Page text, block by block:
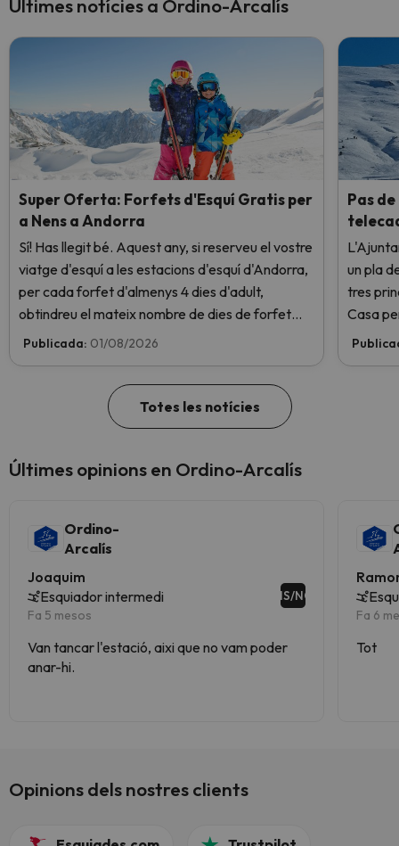
Últimes notícies a Ordino-Arcalís
Super Oferta: Forfets d'Esquí Gratis per
a Nens a Andorra
Sí! Has llegit bé. Aquest any, si reserveu el vostre
viatge d'esquí a les estacions d'esquí d'Andorra,
per cada forfet d'almenys 4 dies d'adult,
obtindreu el mateix nombre de dies de forfet
per a 1 nen totalment GRATIS. Entra i informa't
Publicada: 01/08/2026
Pas
un pla
tres
Casa
vuit
Totes les notícies
Últimes opinions en Ordino-Arcalís
Ordino-
Arcalís
Joaquim
Esquiador intermedi
Fa 5 mesos
NS/NC
Van tancar l'estació, aixi que no vam poder
anar-hi.
Fa 6
Tot
Opinions dels nostres clients